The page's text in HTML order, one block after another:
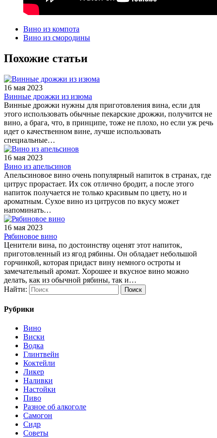
Вино из компота
Вино из смородины
Похожие статьи
16 мая 2023
Винные дрожжи из изюма
Винные дрожжи нужны для приготовления вина, если для
этого использовать обычные пекарские дрожжи, получится не
вино, а брага, что, в принципе, тоже не плохо, но если уж речь
идет о качественном вине, лучше использовать
специальные…
16 мая 2023
Вино из апельсинов
Апельсиновое вино очень популярный напиток в странах, где
цитрус прорастает. Их сок отлично бродит, а после этого
напиток получается не только красивым по цвету, но и
ароматным. Сухое вино из цитрусов по вкусу может
напоминать…
16 мая 2023
Рябиновое вино
Ценители вина, по достоинству оценят этот напиток,
приготовленный из ягод рябины. Он обладает небольшой
горчинкой, которая придаст вину немного остроты и
замечательный аромат. Хорошее и вкусное вино можно
делать, как из обычной рябины, так и…
Найти:
Рубрики
Вино
Виски
Водка
Глинтвейн
Коктейли
Ликер
Наливки
Настойки
Пиво
Разное об алкоголе
Самогон
Сидр
Советы